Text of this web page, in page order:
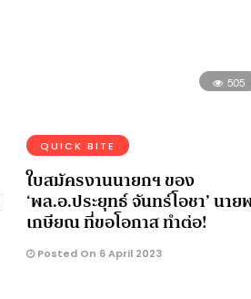
505
QUICK BITE
ใบสมัครงานนายกฯ ของ
‘พล.อ.ประยุทธ์ จันทร์โอชา’ นาย
เกษียณ ที่ขอโอกาส ทำต่อ!
Posted On 6 April 2023